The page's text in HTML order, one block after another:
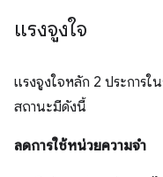
แรงจูงใจ
แรงจูงใจหลัก 2 ประการใ
สถานะมีดังนี้
ลดการใช้หน่วยความจำ